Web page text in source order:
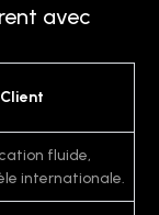
avec
fluide,
internationale.